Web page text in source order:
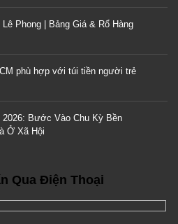
Phong | Bảng Giá & Rổ Hàng
phù hợp với túi tiền người trẻ
Bước Vào Chu Kỳ Bền
Ở Xã Hội
Qua Điện Thoại